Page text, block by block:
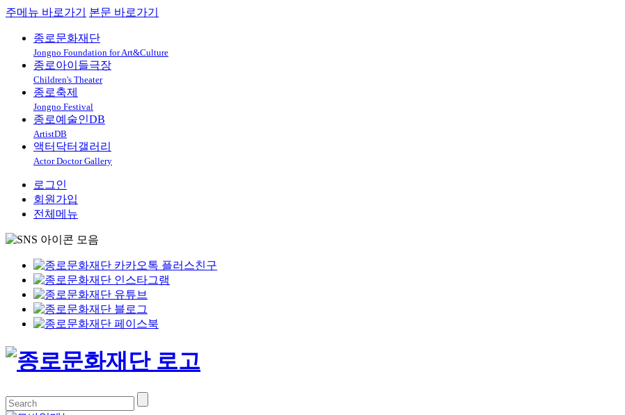
주메뉴 바로가기 본문 바로가기
종로문화재단
Jongno Foundation for Art&Culture
종로아이들극장
Children's Theater
종로축제
Jongno Festival
종로예술인DB
ArtistDB
액터닥터갤러리
Actor Doctor Gallery
로그인
회원가입
전체메뉴